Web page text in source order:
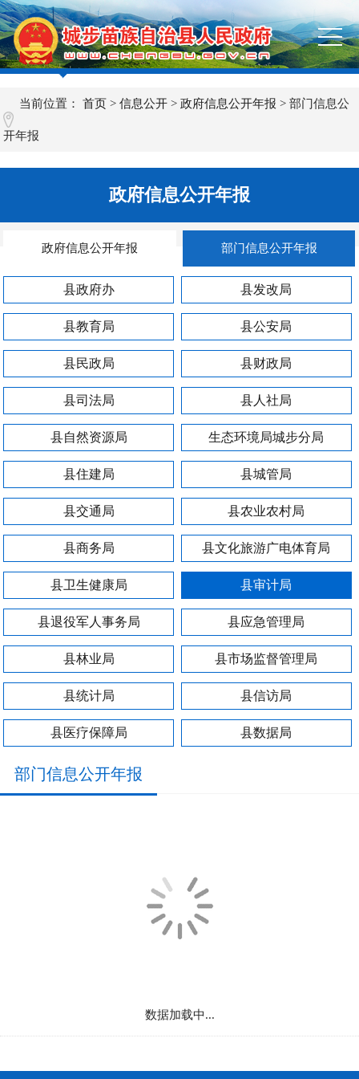
当前位置：首页 >信息公开 >政府信息公开年报 >部门信息公
开年报
政府信息公开年报
政府信息公开年报 部门信息公开年报
县政府办 县发改局
县教育局 县公安局
县民政局 县财政局
县司法局 县人社局
县自然资源局 生态环境局城步分局
县住建局 县城管局
县交通局 县农业农村局
县商务局 县文化旅游广电体育局
县卫生健康局 县审计局
县退役军人事务局 县应急管理局
县林业局 县市场监督管理局
县统计局 县信访局
县医疗保障局 县数据局
部门信息公开年报
数据加载中...